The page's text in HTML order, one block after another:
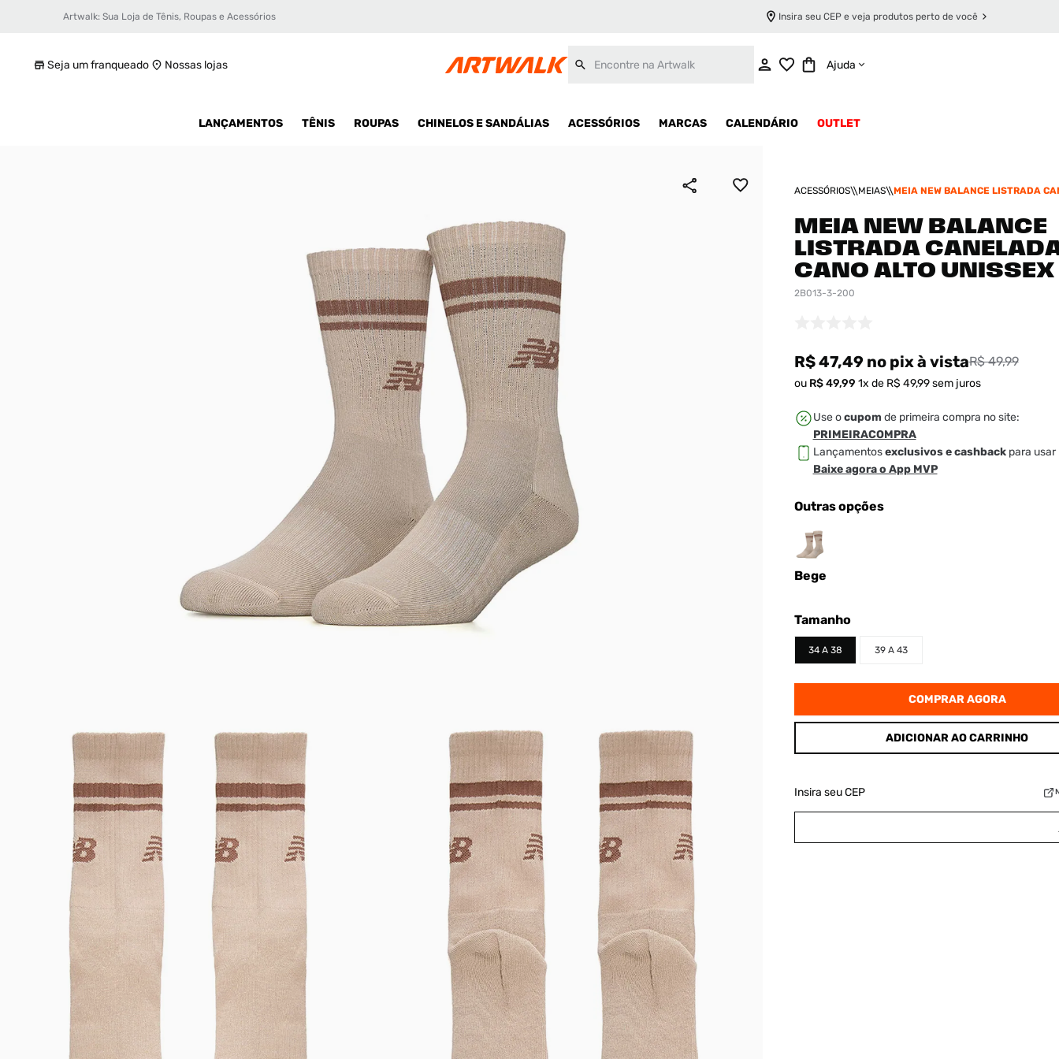
Artwalk: Sua Loja de Tênis, Roupas e Acessórios Insira seu CEP e veja produtos perto de você
Seja um franqueado Nossas lojas Ajuda
LANÇAMENTOS TÊNIS ROUPAS CHINELOS E SANDÁLIAS ACESSÓRIOS MARCAS CALENDÁRIO OUTLET
ACESSÓRIOS MEIAS
MEIA NEW BALANCE LISTRADA
MEIA NEW BALANCE
LISTRADA
CANO ALTO UNISSEX
2B013-3-200
R$ 47,49no pixà vistaR$ 49,99
ou R$ 49,99 1x de R$ 49,99sem juros
Use ocupom de primeira compra no site:
PRIMEIRACOMPRA
Lançamentosexclusivos e cashbackpara usar
Baixe agora o App MVP
Outras opções
Bege
Tamanho
34 A 38 39 A 43
COMPRAR AGORA
ADICIONAR AO CARRINHO
Insira seu CEP
Meia New Balance Listrada Canelada Cano Alto Unissex